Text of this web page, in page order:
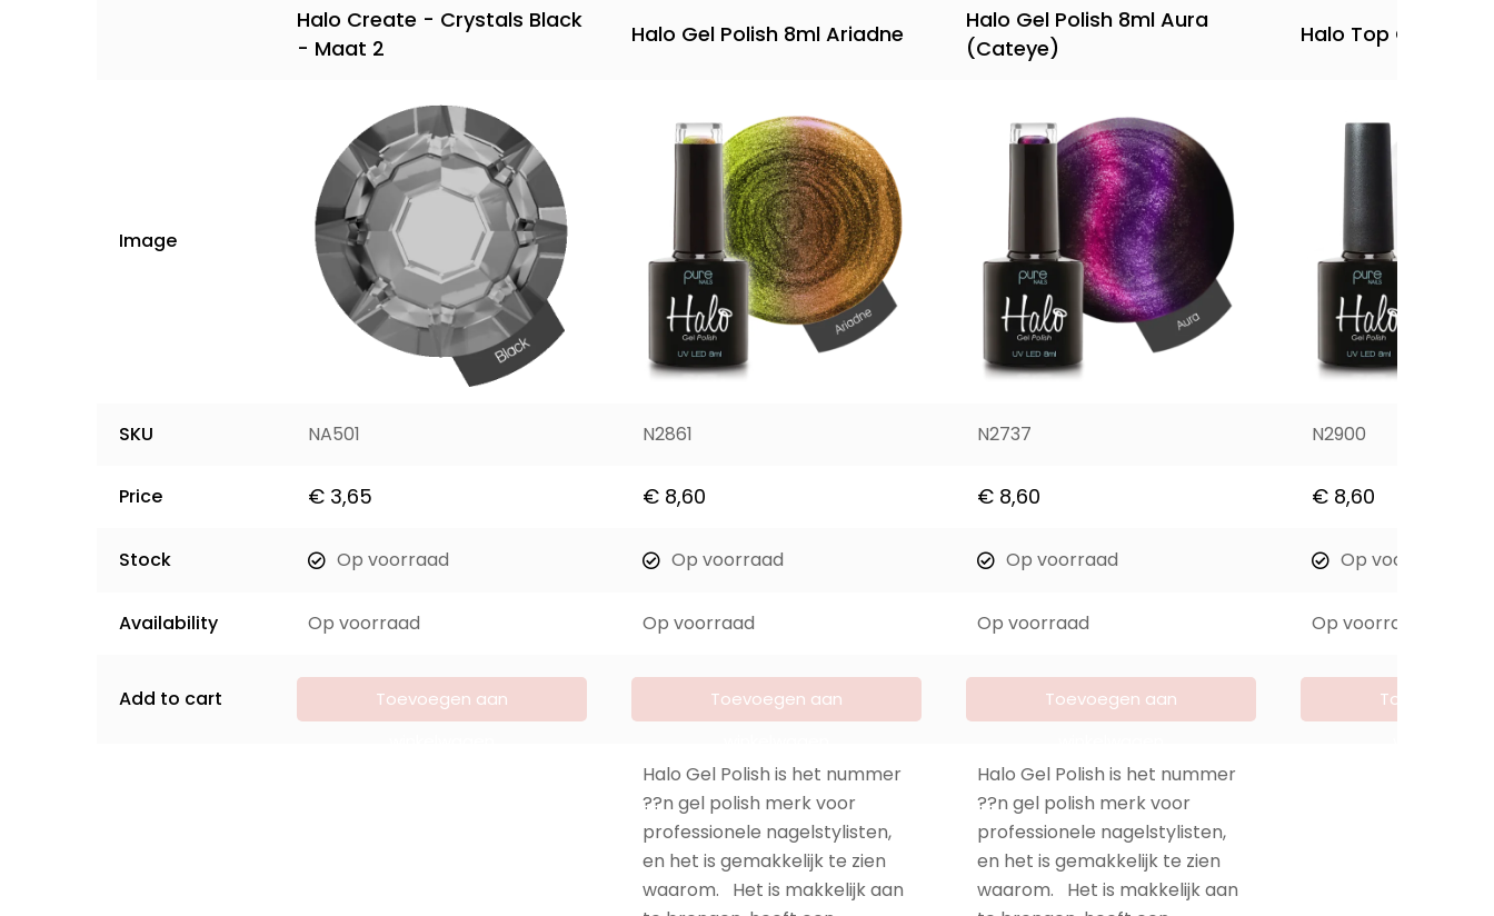
Halo Create - Crystals Black
- Maat 2
Halo Gel Polish 8ml Ariadne
Halo Gel Polish 8ml Aura
(Cateye)
Halo Top Coat 8ml
Image
SKU NA501 N2861 N2737 N2900
Price € 3,65 € 8,60 € 8,60 € 8,60
Stock Op voorraad Op voorraad Op voorraad Op voorraad
Availability Op voorraad Op voorraad Op voorraad Op voorraad
Add to cart
Toevoegen aan
Toevoegen aan
Toevoegen aan
Toevoegen
Halo Gel Polish is het nummer
??n gel polish merk voor
professionele nagelstylisten,
en het is gemakkelijk te zien
waarom. Het is makkelijk aan
Halo Gel Polish is het nummer
??n gel polish merk voor
professionele nagelstylisten,
en het is gemakkelijk te zien
waarom. Het is makkelijk aan